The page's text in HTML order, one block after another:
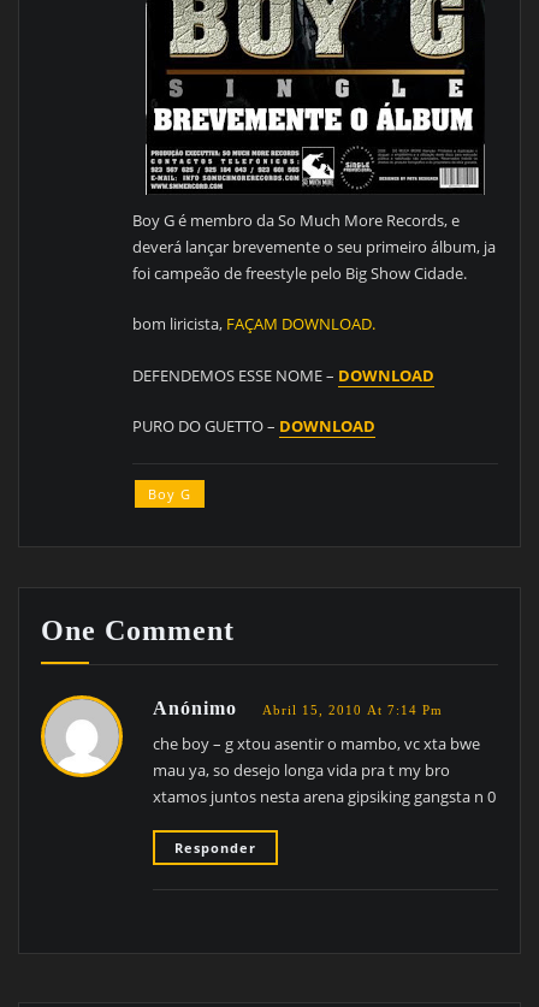
Boy G é membro da So Much More Records, e
deverá lançar brevemente o seu primeiro álbum, ja
foi campeão de freestyle pelo Big Show Cidade.
bom liricista, FAÇAM DOWNLOAD.
DEFENDEMOS ESSE NOME – DOWNLOAD
PURO DO GUETTO – DOWNLOAD
Boy G
One Comment
Anónimo Abril 15, 2010 At 7:14 Pm
che boy – g xtou asentir o mambo, vc xta bwe
mau ya, so desejo longa vida pra t my bro
xtamos juntos nesta arena gipsiking gangsta n 0
Responder